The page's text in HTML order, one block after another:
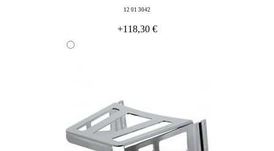
12 01 3042
+118,30 €